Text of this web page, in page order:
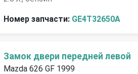
Номер запчасти: GE4T32650A
Замок двери передней левой
Mazda 626 GF 1999